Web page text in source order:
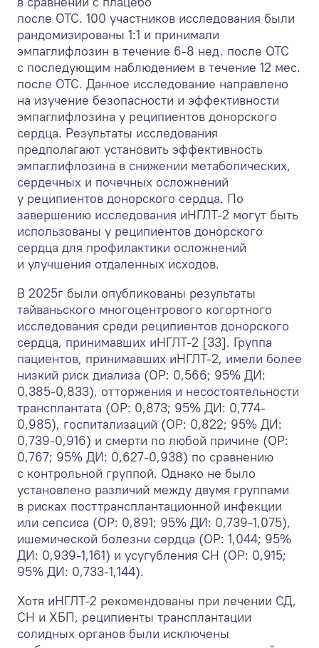
после ОТС. 100 участников исследования были
рандомизированы 1:1 и принимали
эмпаглифлозин в течение 6-8 нед. после ОТС
с последующим наблюдением в течение 12 мес.
после ОТС. Данное исследование направлено
на изучение безопасности и эффективности
эмпаглифлозина у реципиентов донорского
сердца. Результаты исследования
предполагают установить эффективность
эмпаглифлозина в снижении метаболических,
сердечных и почечных осложнений
у реципиентов донорского сердца. По
завершению исследования иНГЛТ-2 могут быть
использованы у реципиентов донорского
сердца для профилактики осложнений
и улучшения отдаленных исходов.
В 2025г были опубликованы результаты
тайваньского многоцентрового когортного
исследования среди реципиентов донорского
сердца, принимавших иНГЛТ-2 [33]. Группа
пациентов, принимавших иНГЛТ-2, имели более
низкий риск диализа (ОР: 0,566; 95% ДИ:
0,385-0,833), отторжения и несостоятельности
трансплантата (ОР: 0,873; 95% ДИ: 0,774-
0,985), госпитализаций (ОР: 0,822; 95% ДИ:
0,739-0,916) и смерти по любой причине (ОР:
0,767; 95% ДИ: 0,627-0,938) по сравнению
с контрольной группой. Однако не было
установлено различий между двумя группами
в рисках посттрансплантационной инфекции
или сепсиса (ОР: 0,891; 95% ДИ: 0,739-1,075),
ишемической болезни сердца (ОР: 1,044; 95%
ДИ: 0,939-1,161) и усугубления СН (ОР: 0,915;
95% ДИ: 0,733-1,144).
Хотя иНГЛТ-2 рекомендованы при лечении СД,
СН и ХБП, реципиенты трансплантации
солидных органов были исключены